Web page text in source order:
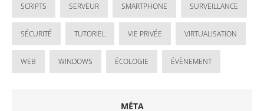
SCRIPTS SERVEUR SMARTPHONE SURVEILLANCE
SÉCURITÉ TUTORIEL VIE PRIVÉE VIRTUALISATION
WEB WINDOWS ÉCOLOGIE ÉVÈNEMENT
MÉTA